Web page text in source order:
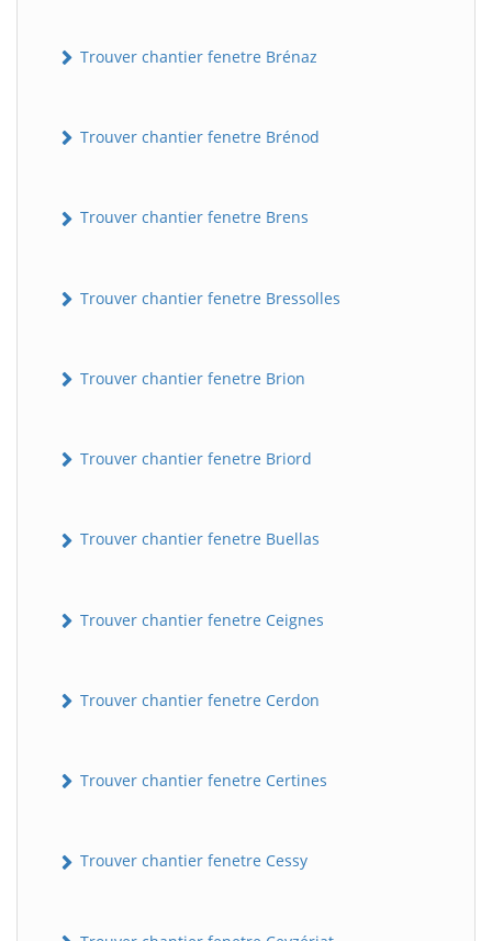
Trouver chantier fenetre Brénaz
Trouver chantier fenetre Brénod
Trouver chantier fenetre Brens
Trouver chantier fenetre Bressolles
Trouver chantier fenetre Brion
Trouver chantier fenetre Briord
Trouver chantier fenetre Buellas
Trouver chantier fenetre Ceignes
Trouver chantier fenetre Cerdon
Trouver chantier fenetre Certines
Trouver chantier fenetre Cessy